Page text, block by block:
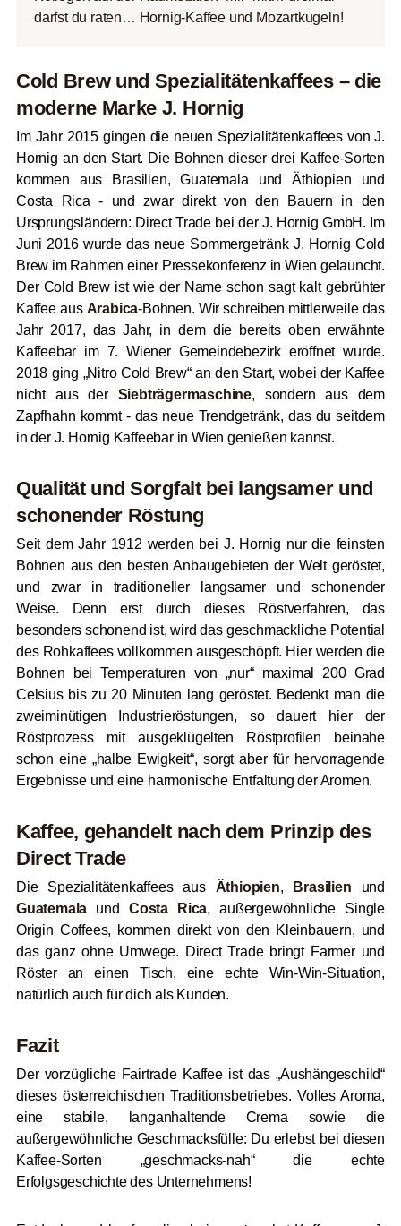
darfst du raten… Hornig-Kaffee und Mozartkugeln!
Cold Brew und Spezialitätenkaffees – die
moderne Marke J. Hornig
Im Jahr 2015 gingen die neuen Spezialitätenkaffees von J.
Hornig an den Start. Die Bohnen dieser drei Kaffee-Sorten
kommen aus Brasilien, Guatemala und Äthiopien und
Costa Rica - und zwar direkt von den Bauern in den
Ursprungsländern: Direct Trade bei der J. Hornig GmbH. Im
Juni 2016 wurde das neue Sommergetränk J. Hornig Cold
Brew im Rahmen einer Pressekonferenz in Wien gelauncht.
Der Cold Brew ist wie der Name schon sagt kalt gebrühter
Kaffee aus Arabica-Bohnen. Wir schreiben mittlerweile das
Jahr 2017, das Jahr, in dem die bereits oben erwähnte
Kaffeebar im 7. Wiener Gemeindebezirk eröffnet wurde.
2018 ging „Nitro Cold Brew“ an den Start, wobei der Kaffee
nicht aus der Siebträgermaschine, sondern aus dem
Zapfhahn kommt - das neue Trendgetränk, das du seitdem
in der J. Hornig Kaffeebar in Wien genießen kannst.
Qualität und Sorgfalt bei langsamer und
schonender Röstung
Seit dem Jahr 1912 werden bei J. Hornig nur die feinsten
Bohnen aus den besten Anbaugebieten der Welt geröstet,
und zwar in traditioneller langsamer und schonender
Weise. Denn erst durch dieses Röstverfahren, das
besonders schonend ist, wird das geschmackliche Potential
des Rohkaffees vollkommen ausgeschöpft. Hier werden die
Bohnen bei Temperaturen von „nur“ maximal 200 Grad
Celsius bis zu 20 Minuten lang geröstet. Bedenkt man die
zweiminütigen Industrieröstungen, so dauert hier der
Röstprozess mit ausgeklügelten Röstprofilen beinahe
schon eine „halbe Ewigkeit“, sorgt aber für hervorragende
Ergebnisse und eine harmonische Entfaltung der Aromen.
Kaffee, gehandelt nach dem Prinzip des
Direct Trade
Die Spezialitätenkaffees aus Äthiopien, Brasilien und
Guatemala und Costa Rica, außergewöhnliche Single
Origin Coffees, kommen direkt von den Kleinbauern, und
das ganz ohne Umwege. Direct Trade bringt Farmer und
Röster an einen Tisch, eine echte Win-Win-Situation,
natürlich auch für dich als Kunden.
Fazit
Der vorzügliche Fairtrade Kaffee ist das „Aushängeschild“
dieses österreichischen Traditionsbetriebes. Volles Aroma,
eine stabile, langanhaltende Crema sowie die
außergewöhnliche Geschmacksfülle: Du erlebst bei diesen
Kaffee-Sorten „geschmacks-nah“ die echte
Erfolgsgeschichte des Unternehmens!